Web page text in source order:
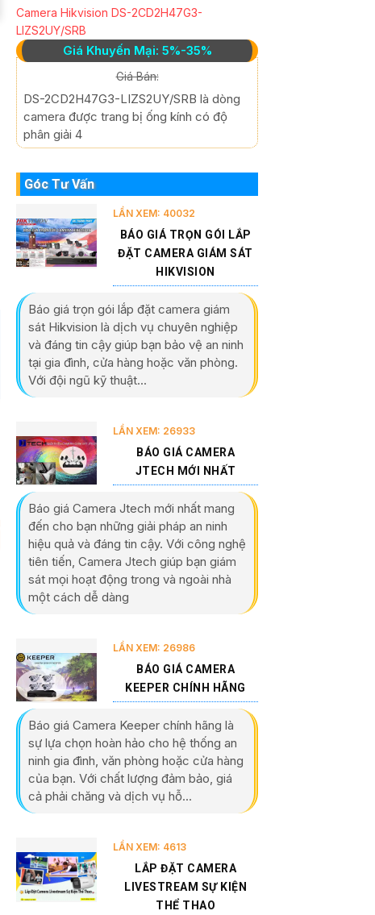
Camera Hikvision DS-2CD2H47G3-
LIZS2UY/SRB
Giá Khuyến Mại: 5%-35%
Giá Bán:
DS-2CD2H47G3-LIZS2UY/SRB là dòng
camera được trang bị ống kính có độ
phân giải 4
Góc Tư Vấn
LẦN XEM: 40032
BÁO GIÁ TRỌN GÓI LẮP
ĐẶT CAMERA GIÁM SÁT
HIKVISION
Báo giá trọn gói lắp đặt camera giám
sát Hikvision là dịch vụ chuyên nghiệp
và đáng tin cậy giúp bạn bảo vệ an ninh
tại gia đình, cửa hàng hoặc văn phòng.
Với đội ngũ kỹ thuật...
LẦN XEM: 26933
BÁO GIÁ CAMERA
JTECH MỚI NHẤT
Báo giá Camera Jtech mới nhất mang
đến cho bạn những giải pháp an ninh
hiệu quả và đáng tin cậy. Với công nghệ
tiên tiến, Camera Jtech giúp bạn giám
sát mọi hoạt động trong và ngoài nhà
một cách dễ dàng
LẦN XEM: 26986
BÁO GIÁ CAMERA
KEEPER CHÍNH HÃNG
Báo giá Camera Keeper chính hãng là
sự lựa chọn hoàn hảo cho hệ thống an
ninh gia đình, văn phòng hoặc cửa hàng
của bạn. Với chất lượng đảm bảo, giá
cả phải chăng và dịch vụ hỗ...
LẦN XEM: 4613
LẮP ĐẶT CAMERA
LIVESTREAM SỰ KIỆN
THỂ THAO